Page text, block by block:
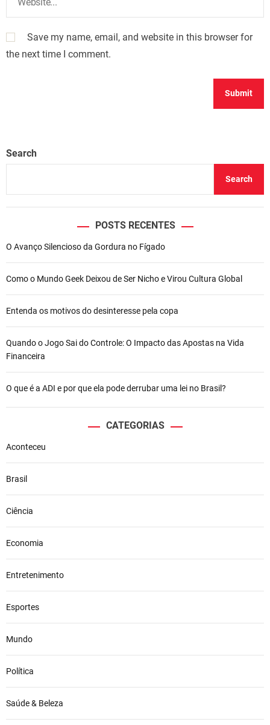
Save my name, email, and website in this browser for
the next time I comment.
Search
Search
POSTS RECENTES
O Avanço Silencioso da Gordura no Fígado
Como o Mundo Geek Deixou de Ser Nicho e Virou Cultura Global
Entenda os motivos do desinteresse pela copa
Quando o Jogo Sai do Controle: O Impacto das Apostas na Vida
Financeira
O que é a ADI e por que ela pode derrubar uma lei no Brasil?
CATEGORIAS
Aconteceu
Brasil
Ciência
Economia
Entretenimento
Esportes
Mundo
Política
Saúde & Beleza